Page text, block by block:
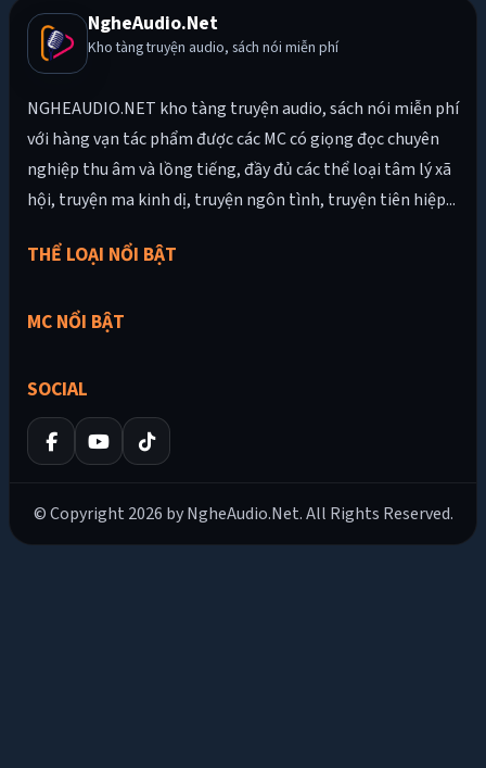
NgheAudio.Net
Kho tàng truyện audio, sách nói miễn phí
NGHEAUDIO.NET kho tàng truyện audio, sách nói miễn phí
với hàng vạn tác phẩm được các MC có giọng đọc chuyên
nghiệp thu âm và lồng tiếng, đầy đủ các thể loại tâm lý xã
hội, truyện ma kinh dị, truyện ngôn tình, truyện tiên hiệp...
THỂ LOẠI NỔI BẬT
MC NỔI BẬT
SOCIAL
© Copyright 2026 by NgheAudio.Net. All Rights Reserved.